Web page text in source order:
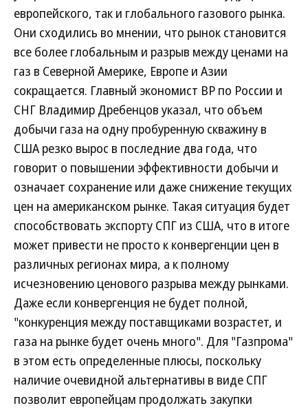
европейского, так и глобального газового рынка.
Они сходились во мнении, что рынок становится
все более глобальным и разрыв между ценами на
газ в Северной Америке, Европе и Азии
сокращается. Главный экономист BP по России и
СНГ Владимир Дребенцов указал, что объем
добычи газа на одну пробуренную скважину в
США резко вырос в последние два года, что
говорит о повышении эффективности добычи и
означает сохранение или даже снижение текущих
цен на американском рынке. Такая ситуация будет
способствовать экспорту СПГ из США, что в итоге
может привести не просто к конвергенции цен в
различных регионах мира, а к полному
исчезновению ценового разрыва между рынками.
Даже если конвергенция не будет полной,
"конкуренция между поставщиками возрастет, и
газа на рынке будет очень много". Для "Газпрома"
в этом есть определенные плюсы, поскольку
наличие очевидной альтернативы в виде СПГ
позволит европейцам продолжать закупки